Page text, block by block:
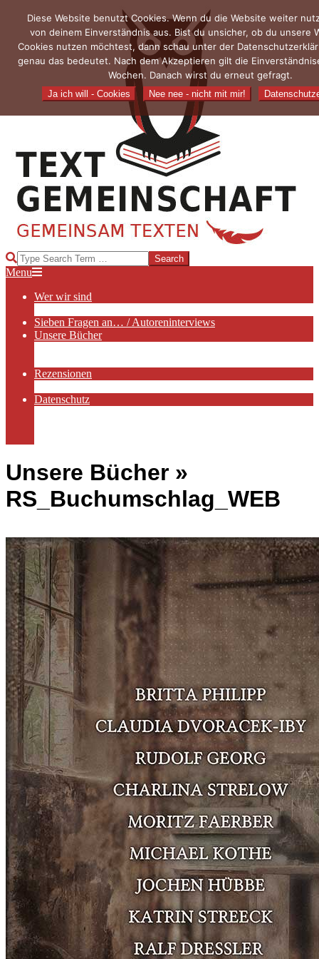
content
TEXTGEMEINSCHAFT
Search
Primary
Menu
Menu
Wer wir sind
Sieben Fragen an… / Autoreninterviews
Unsere Bücher
Rezensionen
Datenschutz
Unsere Bücher »
RS_Buchumschlag_WEB
Diese Website benutzt Cookies. Wenn du die Website weiter
von deinem Einverständnis aus. Bist du unsicher, ob du unsere
Cookies nutzen möchtest, dann schau unter der
genau das bedeutet. Nach dem Akzeptieren gilt die
Wochen. Danach wirst du erneut gefragt.
Ja ich will - Cookies Nee nee - nicht mit mir!